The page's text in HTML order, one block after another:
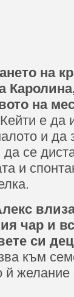
на
на
е да
и да
се
и
чар и
си
към
й